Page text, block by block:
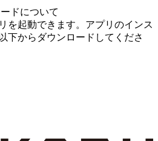
ドについて
を起動できます。アプリのインス
下からダウンロードしてくださ